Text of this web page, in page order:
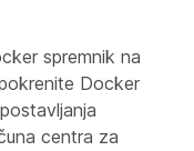
spremnik na
Docker
centra za